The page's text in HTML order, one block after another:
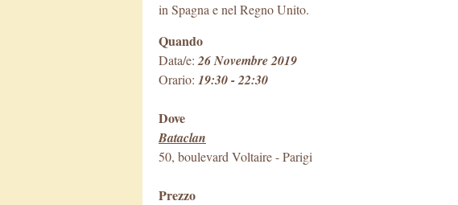
in Spagna e nel Regno Unito.
Quando
Data/e: 26 Novembre 2019
Orario: 19:30 - 22:30
Dove
Bataclan
50, boulevard Voltaire-Parigi
Prezzo